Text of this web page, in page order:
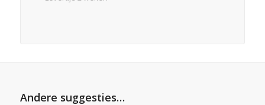
Andere suggesties…